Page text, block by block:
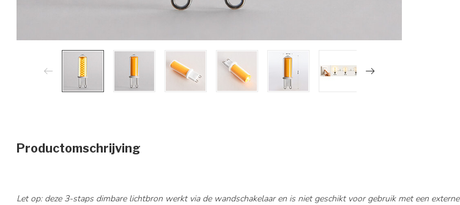
Productomschrijving
Let op: deze 3-staps dimbare lichtbron werkt via de wandschakelaar en is niet geschikt voor gebruik met een externe